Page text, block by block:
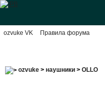
ozvuke VK Правила форума
ozvuke> наушники> OLLO